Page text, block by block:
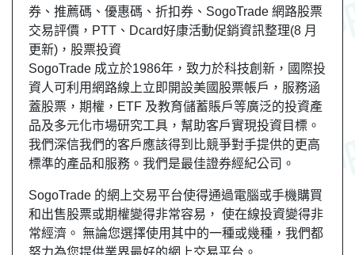
券、推薦碼、優惠碼、折扣券、SogoTrade 網路股票
交易評價，PTT、Dcard好康活動促銷資訊整理(8 月
更新)，股票投資
SogoTrade 成立於1986年，致力於科技創新，國際投
資人可利用網路線上立即開設美國股票帳戶，服務涵
蓋股票，期權，ETF 及教育儲蓄賬戶等廣泛的投資產
品及多元化市場研究工具，幫助客戶實現投資目標。
我們深信我們的客戶應該得到比競爭對手提供的更高
標準的產品和服務。我們是最佳證券經紀公司。
SogoTrade 的網上交易平台使得通過電腦或手機購買
和出售股票或期權變得非常容易， 使在線投資變得非
常經濟。 無論您選擇使用其中的一種或幾種，我們都
努力為您提供業界最好的網上交易平台。